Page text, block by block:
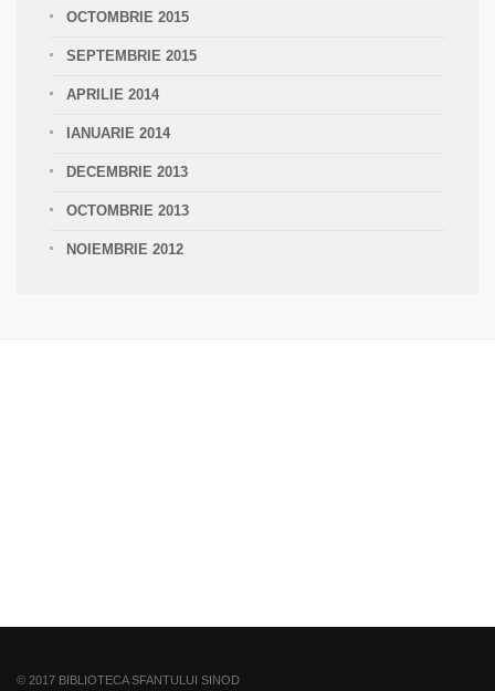
OCTOMBRIE 2015
SEPTEMBRIE 2015
APRILIE 2014
IANUARIE 2014
DECEMBRIE 2013
OCTOMBRIE 2013
NOIEMBRIE 2012
© 2017 BIBLIOTECA SFANTULUI SINOD